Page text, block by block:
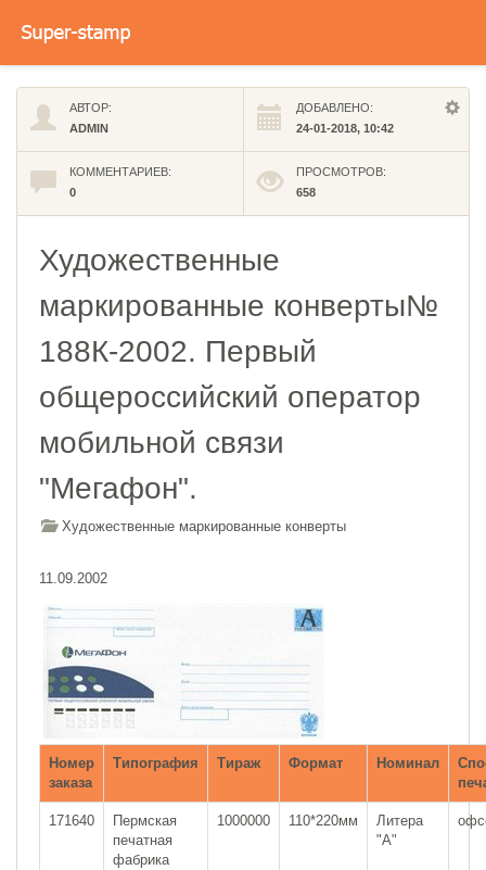
АВТОР:
ADMIN
ДОБАВЛЕНО:
24-01-2018, 10:42
КОММЕНТАРИЕВ:
0
ПРОСМОТРОВ:
658
Художественные
маркированные конверты№
188К-2002. Первый
общероссийский оператор
мобильной связи
"Мегафон".
Художественные маркированные конверты
11.09.2002
Номер
заказа
Типография Тираж Формат Номинал
171640
Пермская
печатная
фабрика
1000000 110*220мм
Литера
"A"